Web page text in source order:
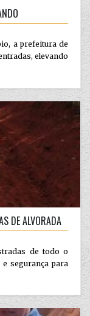
a prefeitura de
elevando
DE ALVORADA
de todo o
segurança para